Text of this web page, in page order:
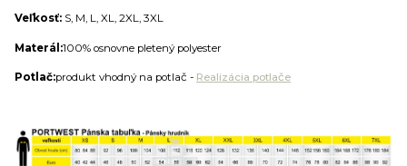
Veľkosť: S, M, L, XL, 2XL, 3XL
Materál:100% osnovne pletený polyester
Potlač:produkt vhodný na potlač - Realizácia potlače